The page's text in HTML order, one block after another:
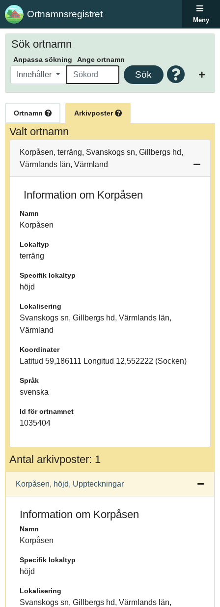
Ortnamnsregistret
Meny
Sök ortnamn
Anpassa sökning Ange ortnamn
Innehåller Sök
Ortnamn Arkivposter
Valt ortnamn
Korpåsen, terräng, Svanskogs sn, Gillbergs hd,
Värmlands län, Värmland
Information om Korpåsen
Namn
Korpåsen
Lokaltyp
terräng
Specifik lokaltyp
höjd
Lokalisering
Svanskogs sn, Gillbergs hd, Värmlands län,
Värmland
Koordinater
Latitud 59,186111 Longitud 12,552222 (Socken)
Språk
svenska
Id för ortnamnet
1035404
Antal arkivposter: 1
Korpåsen, höjd, Uppteckningar
Information om Korpåsen
Namn
Korpåsen
Specifik lokaltyp
höjd
Lokalisering
Svanskogs sn, Gillbergs hd, Värmlands län,